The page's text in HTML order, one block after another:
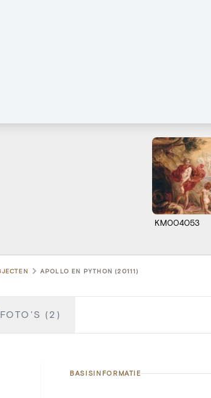
KM004053
APOLLO EN PYTHON (20111)
FOTO'S (2)
BASISINFORMATIE